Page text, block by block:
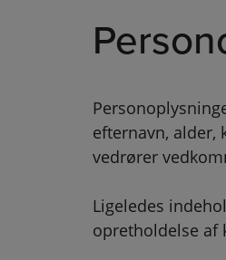
efternavn, alder,
vedrører
Ligeledes
opretholdelse af